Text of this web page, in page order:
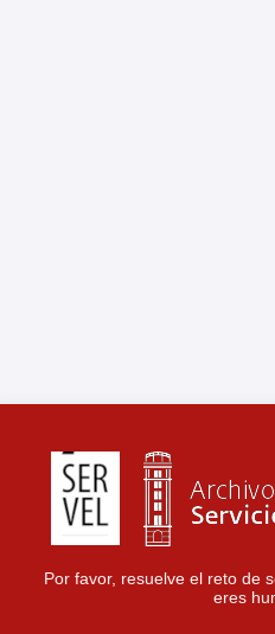
Por favor, resuelve el reto de
eres